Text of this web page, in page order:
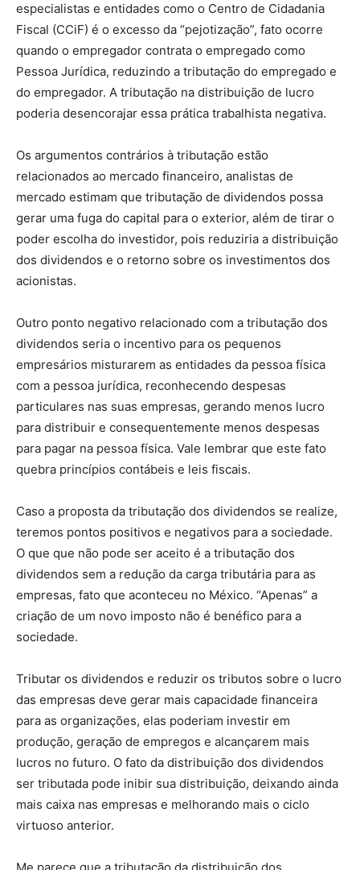
especialistas e entidades como o Centro de Cidadania
Fiscal (CCiF) é o excesso da “pejotização”, fato ocorre
quando o empregador contrata o empregado como
Pessoa Jurídica, reduzindo a tributação do empregado e
do empregador. A tributação na distribuição de lucro
poderia desencorajar essa prática trabalhista negativa.
Os argumentos contrários à tributação estão
relacionados ao mercado financeiro, analistas de
mercado estimam que tributação de dividendos possa
gerar uma fuga do capital para o exterior, além de tirar o
poder escolha do investidor, pois reduziria a distribuição
dos dividendos e o retorno sobre os investimentos dos
acionistas.
Outro ponto negativo relacionado com a tributação dos
dividendos seria o incentivo para os pequenos
empresários misturarem as entidades da pessoa física
com a pessoa jurídica, reconhecendo despesas
particulares nas suas empresas, gerando menos lucro
para distribuir e consequentemente menos despesas
para pagar na pessoa física. Vale lembrar que este fato
quebra princípios contábeis e leis fiscais.
Caso a proposta da tributação dos dividendos se realize,
teremos pontos positivos e negativos para a sociedade.
O que que não pode ser aceito é a tributação dos
dividendos sem a redução da carga tributária para as
empresas, fato que aconteceu no México. “Apenas” a
criação de um novo imposto não é benéfico para a
sociedade.
Tributar os dividendos e reduzir os tributos sobre o lucro
das empresas deve gerar mais capacidade financeira
para as organizações, elas poderiam investir em
produção, geração de empregos e alcançarem mais
lucros no futuro. O fato da distribuição dos dividendos
ser tributada pode inibir sua distribuição, deixando ainda
mais caixa nas empresas e melhorando mais o ciclo
virtuoso anterior.